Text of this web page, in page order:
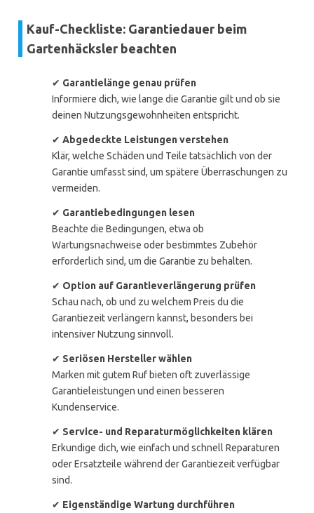
Kauf-Checkliste: Garantiedauer beim
Gartenhäcksler beachten
✔ Garantielänge genau prüfen
Informiere dich, wie lange die Garantie gilt und ob sie
deinen Nutzungsgewohnheiten entspricht.
✔ Abgedeckte Leistungen verstehen
Klär, welche Schäden und Teile tatsächlich von der
Garantie umfasst sind, um spätere Überraschungen zu
vermeiden.
✔ Garantiebedingungen lesen
Beachte die Bedingungen, etwa ob
Wartungsnachweise oder bestimmtes Zubehör
erforderlich sind, um die Garantie zu behalten.
✔ Option auf Garantieverlängerung prüfen
Schau nach, ob und zu welchem Preis du die
Garantiezeit verlängern kannst, besonders bei
intensiver Nutzung sinnvoll.
✔ Seriösen Hersteller wählen
Marken mit gutem Ruf bieten oft zuverlässige
Garantieleistungen und einen besseren
Kundenservice.
✔ Service- und Reparaturmöglichkeiten klären
Erkundige dich, wie einfach und schnell Reparaturen
oder Ersatzteile während der Garantiezeit verfügbar
sind.
✔ Eigenständige Wartung durchführen